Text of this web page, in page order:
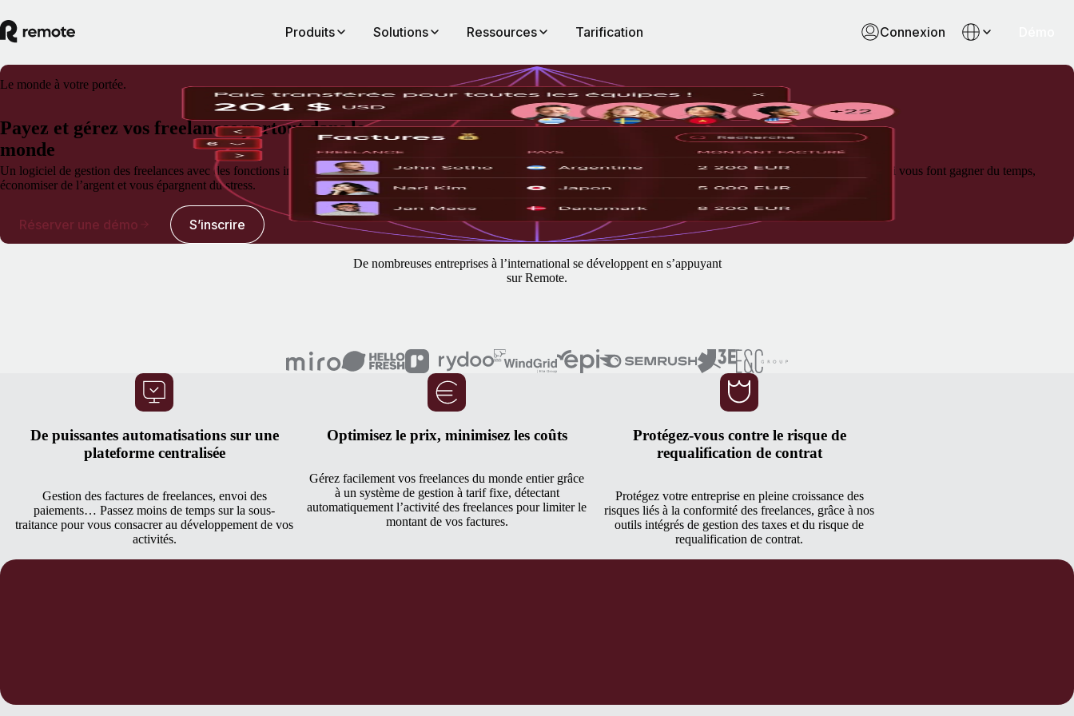
Produits Solutions Ressources Tarification Connexion
Le monde à votre portée.
Payez et gérez vos freelances partout dans le
monde
Un logiciel de gestion des freelances avec des fonctions intégrées de gestion du risque de requalification de contrat, des automatisations efficaces et des paiements ultra-rapides qui vous font gagner du temps,
économiser de l’argent et vous épargnent du stress.
Réserver une démo S’inscrire
De nombreuses entreprises à l’international se développent en s’appuyant
sur Remote.
De puissantes automatisations sur une
plateforme centralisée
Gestion des factures de freelances, envoi des
paiements… Passez moins de temps sur la sous-
traitance pour vous consacrer au développement de vos
activités.
Optimisez le prix, minimisez les coûts
Gérez facilement vos freelances du monde entier grâce
à un système de gestion à tarif fixe, détectant
automatiquement l’activité des freelances pour limiter le
montant de vos factures.
Protégez-vous contre le risque de
requalification de contrat
Protégez votre entreprise en pleine croissance des
risques liés à la conformité des freelances, grâce à nos
outils intégrés de gestion des taxes et du risque de
requalification de contrat.